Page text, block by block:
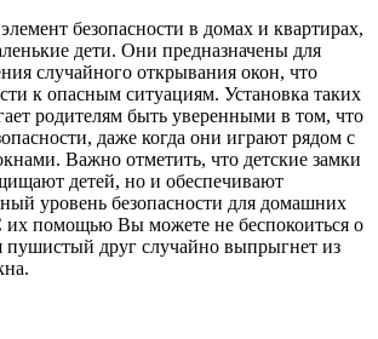
безопасности в домах и квартирах,
дети. Они предназначены для
случайного открывания окон, что
к опасным ситуациям. Установка таких
родителям быть уверенными в том, что
даже когда они играют рядом с
Важно отметить, что детские замки
детей, но и обеспечивают
уровень безопасности для домашних
помощью Вы можете не беспокоиться о
друг случайно выпрыгнет из